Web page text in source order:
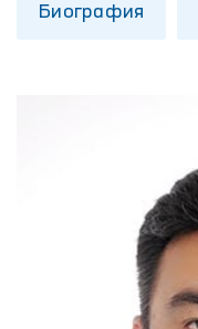
Биография